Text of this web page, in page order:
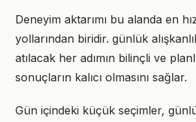
Deneyim aktarımı bu alanda en
yollarından biridir. günlük
atılacak her adımın bilinçli ve
sonuçların kalıcı olmasını sağlar.
Gün içindeki küçük seçimler,